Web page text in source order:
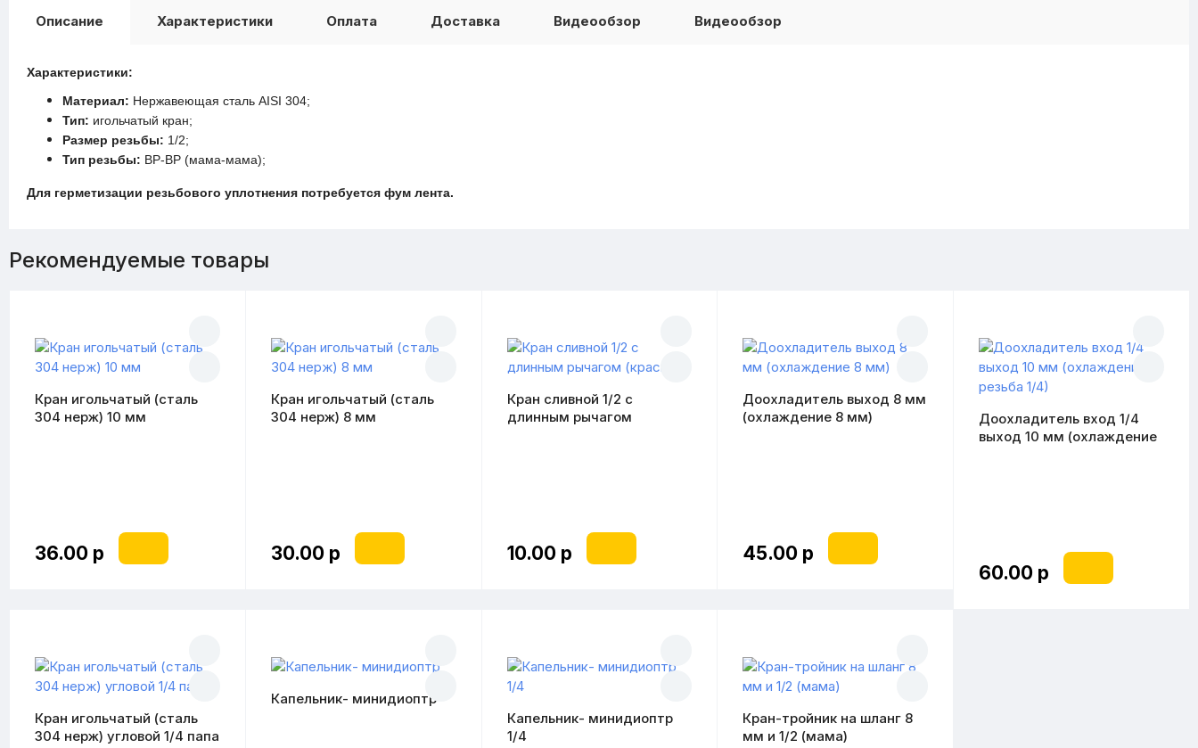
Описание Характеристики Оплата Доставка Видеообзор Видеообзор
Характеристики:
Материал: Нержавеющая сталь AISI 304;
Тип: игольчатый кран;
Размер резьбы: 1/2;
Тип резьбы: ВР-ВР (мама-мама);
Для герметизации резьбового уплотнения потребуется фум лента.
Рекомендуемые товары
Кран игольчатый (сталь
304 нерж) 10 мм
36.00 р
Кран игольчатый (сталь
304 нерж) 8 мм
30.00 р
Кран сливной 1/2 с
длинным рычагом
10.00 р
Доохладитель выход 8 мм
(охлаждение 8 мм)
45.00 р
Доохладитель вход 1/4
выход 10 мм (охлаждение
60.00 р
Кран игольчатый (сталь
304 нерж) угловой 1/4 папа
Капельник- минидиоптр
Капельник- минидиоптр
1/4
Кран-тройник на шланг 8
мм и 1/2 (мама)